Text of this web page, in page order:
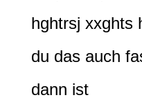
hghtrsj xxghts
du das auch
dann ist